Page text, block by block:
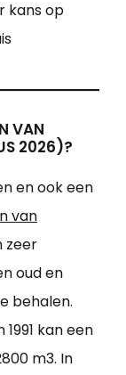
kans op
VAN
2026)?
en ook een
van
zeer
oud en
behalen.
kan een
m3. In